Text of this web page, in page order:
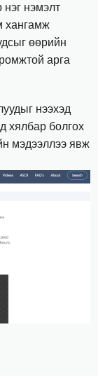
нэг нэмэлт
хангамж
өөрийн
арга
нээхэд
хялбар болгох
мэдээллээ явж